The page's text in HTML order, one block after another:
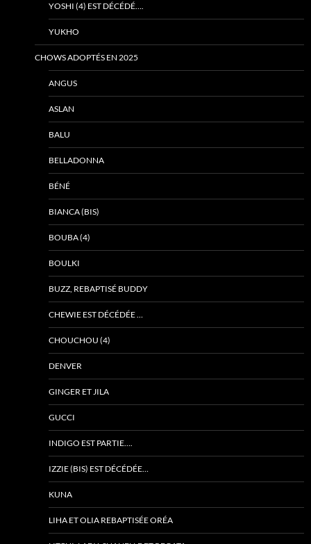
YOSHI (4) EST DÉCÉDÉ….
YUKHO
CHOWS ADOPTÉS EN 2025
ANGUS
ASLAN
BALU
BELLADONNA
BÉNÉ
BIANCA (BIS)
BOUBA (4)
BOULKI
BUZZ, REBAPTISÉ BUDDY
CHEWIE EST DÉCÉDÉE …
CHOUCHOU (4)
DENVER
GINGER ET JILA
GUCCI
INDIGO EST PARTIE….
IZZIE (BIS) EST DÉCÉDÉE…
KUNA
LIHA ET OLIA REBAPTISÉE ORÉA